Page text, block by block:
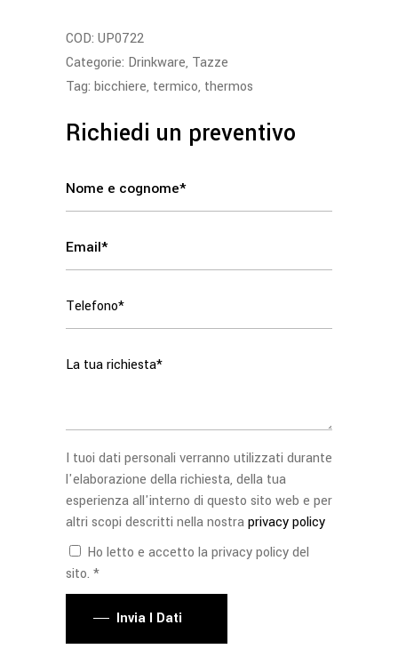
COD: UP0722
Categorie: Drinkware, Tazze
Tag: bicchiere, termico, thermos
Richiedi un preventivo
I tuoi dati personali verranno utilizzati durante
l'elaborazione della richiesta, della tua
esperienza all'interno di questo sito web e per
altri scopi descritti nella nostraprivacy policy
Ho letto e accetto la privacy policy del
sito. *
Invia I Dati